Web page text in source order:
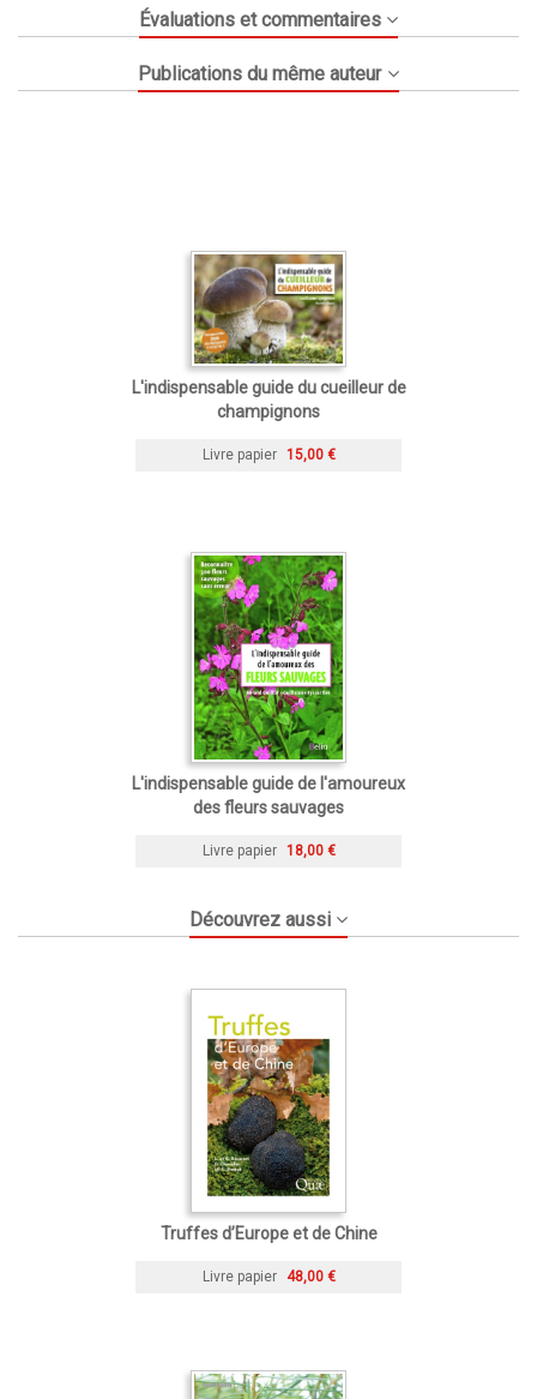
Évaluations et commentaires
Publications du même auteur
L'indispensable guide du cueilleur de
champignons
Livre papier 15,00 €
L'indispensable guide de l'amoureux
des fleurs sauvages
Livre papier 18,00 €
Découvrez aussi
Truffes d’Europe et de Chine
Livre papier 48,00 €